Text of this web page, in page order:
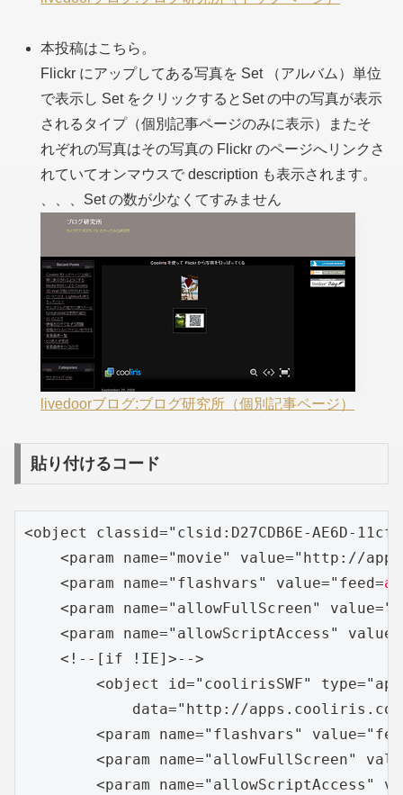
本投稿はこちら。
Flickr にアップしてある写真を Set （アルバム）単位
で表示し Set をクリックするとSet の中の写真が表示
されるタイプ（個別記事ページのみに表示）またそ
れぞれの写真はその写真の Flickr のページへリンクさ
れていてオンマウスで description も表示されます。
、、、Set の数が少なくてすみません
livedoorブログ:ブログ研究所（個別記事ページ）
貼り付けるコード
<object classid="clsid:D27CDB6E-AE6D-
<param name="movie" value="http://
    <param name="flashvars" value="feed=
<param name="allowFullScreen"
<param name="allowScriptAccess"
    <!--[if !IE]>-->
<object id="coolirisSWF"
data="http://
<param name="flashvars"
<param name="allowFullScreen"
<param name="allowScriptAccess"